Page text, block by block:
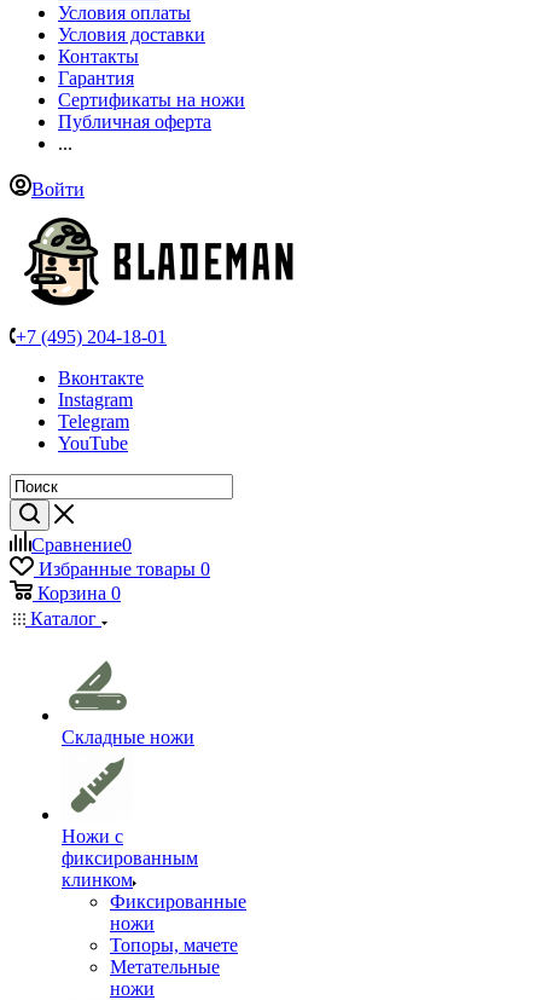
Условия оплаты
Условия доставки
Контакты
Гарантия
Сертификаты на ножи
Публичная оферта
...
Войти
+7 (495) 204-18-01
Вконтакте
Instagram
Telegram
YouTube
Сравнение0
Избранные товары 0
Корзина 0
Каталог
Складные ножи
Ножи с
фиксированным
клинком
Фиксированные
ножи
Топоры, мачете
Метательные
ножи